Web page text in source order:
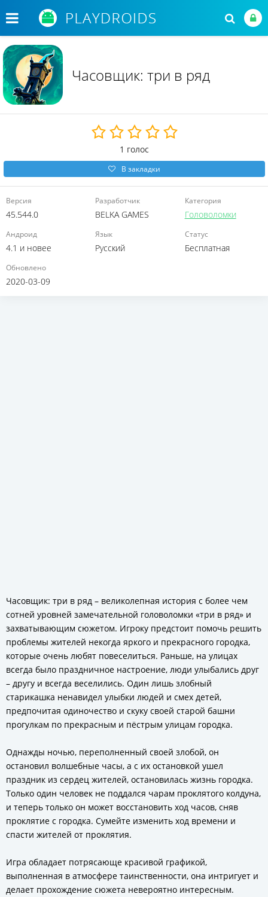
Часовщик: три в ряд
1 голос
В закладки
Версия
45.544.0
Разработчик
BELKA GAMES
Категория
Головоломки
Андроид
4.1 и новее
Язык
Русский
Статус
Бесплатная
Обновлено
2020-03-09
Часовщик: три в ряд – великолепная история с более чем
сотней уровней замечательной головоломки «три в ряд» и
захватывающим сюжетом. Игроку предстоит помочь решить
проблемы жителей некогда яркого и прекрасного городка,
которые очень любят повеселиться. Раньше, на улицах
всегда было праздничное настроение, люди улыбались друг
– другу и всегда веселились. Один лишь злобный
старикашка ненавидел улыбки людей и смех детей,
предпочитая одиночество и скуку своей старой башни
прогулкам по прекрасным и пёстрым улицам городка.
Однажды ночью, переполненный своей злобой, он
остановил волшебные часы, а с их остановкой ушел
праздник из сердец жителей, остановилась жизнь городка.
Только один человек не поддался чарам проклятого колдуна,
и теперь только он может восстановить ход часов, сняв
проклятие с городка. Сумейте изменить ход времени и
спасти жителей от проклятия.
Игра обладает потрясающе красивой графикой,
выполненная в атмосфере таинственности, она интригует и
делает прохождение сюжета невероятно интересным.